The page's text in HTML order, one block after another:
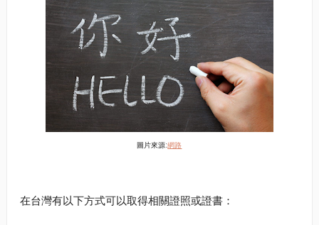
圖片來源:網路
在台灣有以下方式可以取得相關證照或證書：